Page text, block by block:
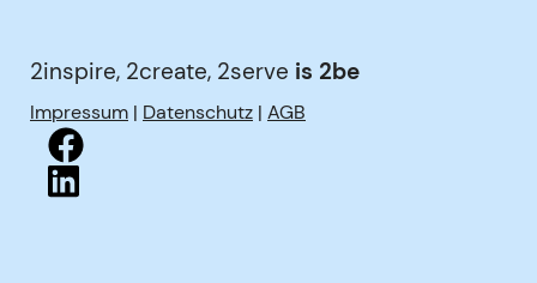
2inspire, 2create, 2serve is 2be
Impressum | Datenschutz | AGB